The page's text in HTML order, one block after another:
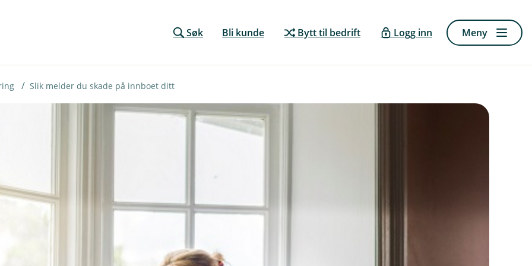
Søk Bli kunde Bytt til bedrift Logg inn Meny
Slik melder du skade på innboet ditt